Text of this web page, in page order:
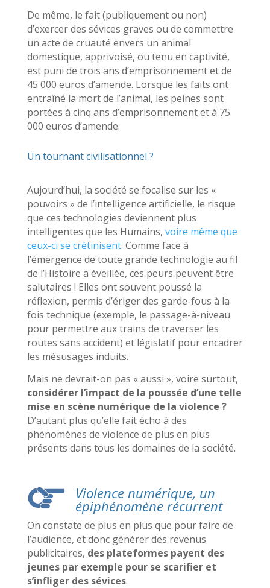
De même, le fait (publiquement ou non)
d’exercer des sévices graves ou de commettre
un acte de cruauté envers un animal
domestique, apprivoisé, ou tenu en captivité,
est puni de trois ans d’emprisonnement et de
45 000 euros d’amende. Lorsque les faits ont
entraîné la mort de l’animal, les peines sont
portées à cinq ans d’emprisonnement et à 75
000 euros d’amende.
Un tournant civilisationnel ?
Aujourd’hui, la société se focalise sur les «
pouvoirs » de l’intelligence artificielle, le risque
que ces technologies deviennent plus
intelligentes que les Humains, voire même que
ceux-ci se crétinisent. Comme face à
l’émergence de toute grande technologie au fil
de l’Histoire a éveillée, ces peurs peuvent être
salutaires ! Elles ont souvent poussé la
réflexion, permis d’ériger des garde-fous à la
fois technique (exemple, le passage-à-niveau
pour permettre aux trains de traverser les
routes sans accident) et législatif pour encadrer
les mésusages induits.
Mais ne devrait-on pas « aussi », voire surtout,
considérer l’impact de la poussée d’une telle
mise en scène numérique de la violence ?
D’autant plus qu’elle fait écho à des
phénomènes de violence de plus en plus
présents dans tous les domaines de la société.
Violence numérique, un
épiphénomène récurrent
On constate de plus en plus que pour faire de
l’audience, et donc générer des revenus
publicitaires, des plateformes payent des
jeunes par exemple pour se scarifier et
s’infliger des sévices.